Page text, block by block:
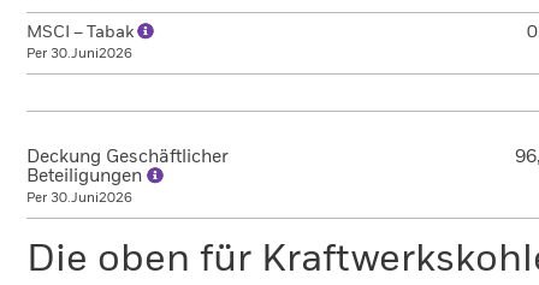
MSCI – Tabak
Per 30.Juni2026
Deckung Geschäftlicher
Beteiligungen
Per 30.Juni2026
Die oben für